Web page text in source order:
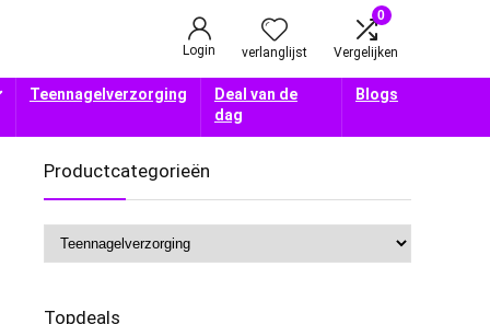
Login verlanglijst
0
Vergelijken
Teennagelverzorging
Deal van de
dag
Blogs
Productcategorieën
Topdeals